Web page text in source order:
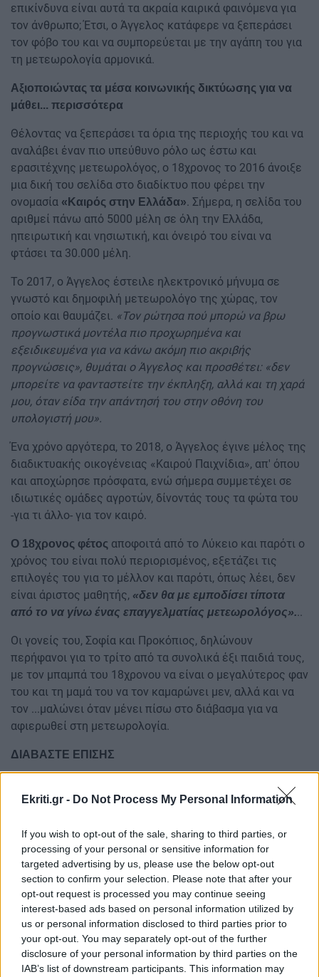
Ekriti.gr - Do Not Process My Personal Information
If you wish to opt-out of the sale, sharing to third parties, or
processing of your personal or sensitive information for
targeted advertising by us, please use the below opt-out
section to confirm your selection. Please note that after your
opt-out request is processed you may continue seeing
interest-based ads based on personal information utilized by
us or personal information disclosed to third parties prior to
your opt-out. You may separately opt-out of the further
disclosure of your personal information by third parties on the
IAB’s list of downstream participants. This information may
επικίνδυνα είναι αυτά τα ακραία καιρικά φαινόμενα για
τον άνθρωπο; Έτσι, ο Άγγελος κατάφερε να ξεπεράσει
τον φόβο του και να συμπορεύεται με την αγάπη του για
τη μετεωρολογία αρμονικά.
Αξιοποιώντας τα μέσα κοινωνικής δικτύωσης για να
μάθει... περισσότερα
Θέλοντας να ξεπεράσει τα όρια της περιοχής του και να
αναλάβει έναν πιο υπεύθυνο ρόλο ως έστω και
ερασιτέχνης μετεωρολόγος, ο 18χρονος το 2016 άνοιξε
μια δική του σελίδα στο διαδίκτυο που φέρει την
ονομασία «Καιρός στην Ελλάδα». Σήμερα, η σελίδα του
αριθμεί πάνω από 5000 μέλη σε όλη την Ελλάδα,
ηπειρωτική και νησιωτική, και όνειρό του είναι να
φτάσει τα 30.000 μέλη.
Το 2017, ο Άγγελος έστειλε ηλεκτρονικό μήνυμα σε
γνωστό και δημοφιλή μετεωρολόγο της χώρας, τον
οποίο και θαυμάζει. «Τον ρώτησα πού μπορώ να βρω
προγνωστικά μοντέλα πιο προχωρημένα και
εξειδικευμένα για να κάνω ακόμη πιο ακριβής
προγνώσεις», θυμάται ο Άγγελος και προσθέτει: «δεν
μπορείτε να φανταστείτε την έκπληξη, αλλά και τη χαρά
μου, όταν είδα την απάντησή του στην οθόνη του
υπολογιστή μου».
Ένα χρόνο αργότερα, το 2018, ο Άγγελος έγινε μέλος της
διαδικτυακής οικογένειας «Καιρού Παιχνίδια», απ' όπου
και αποχώρησε πρόσφατα, ενώ σήμερα συμμετέχει σε
ιδιωτικές ομάδες αγροτών, δίνοντάς τους τα φώτα του
-για τι άλλο- για τον καιρό.
Ο 18χρονος φέτος αποφοιτά από το Λύκειο και παρότι ο
χρόνος του είναι πολύ περιορισμένος, εξετάζει τις
επιλογές του για το μέλλον και παρότι, όπως λέει, δεν
είναι άριστος μαθητής, «δεν θα με εμποδίσει τίποτα
από το να γίνω ένας επαγγελματίας μετεωρολόγος»...
Οι γονείς του, Σοφία και Προκόπιος, δηλώνουν
περήφανοι για το τρίτο από τα συνολικά έξι παιδιά τους,
με τον μπαμπά του 18χρονου να είναι ο μεγαλύτερος φαν
του και τη μαμά του να τον καμαρώνει μεν, αλλά και να
τον ...μαλώνει όταν μένει πίσω στο διάβασμα για να
αφιερωθεί στη μετεωρολογία.
ΔΙΑΒΑΣΤΕ ΕΠΙΣΗΣ
Παπαδόπουλος από την έντονη σεισμική
Άφαντη για πάνω από μια εβδομάδα η γυναίκα στη
Λάρισα: Στις έρευνες η ΕΛΑΣ
Απεργία 10 Ιουνίου: Συστράτευση ενώσεων,
συλλόγων και σωματείων
Ακολουθήστε το ekriti.gr στοGoogle News
μάθετε πρώτοι όλες τις ειδήσεις για την Κρήτη
και όχι μόνο.